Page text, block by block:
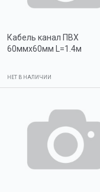
Кабель канал ПВХ
60ммх60мм L=1.4м
НЕТ В НАЛИЧИИ